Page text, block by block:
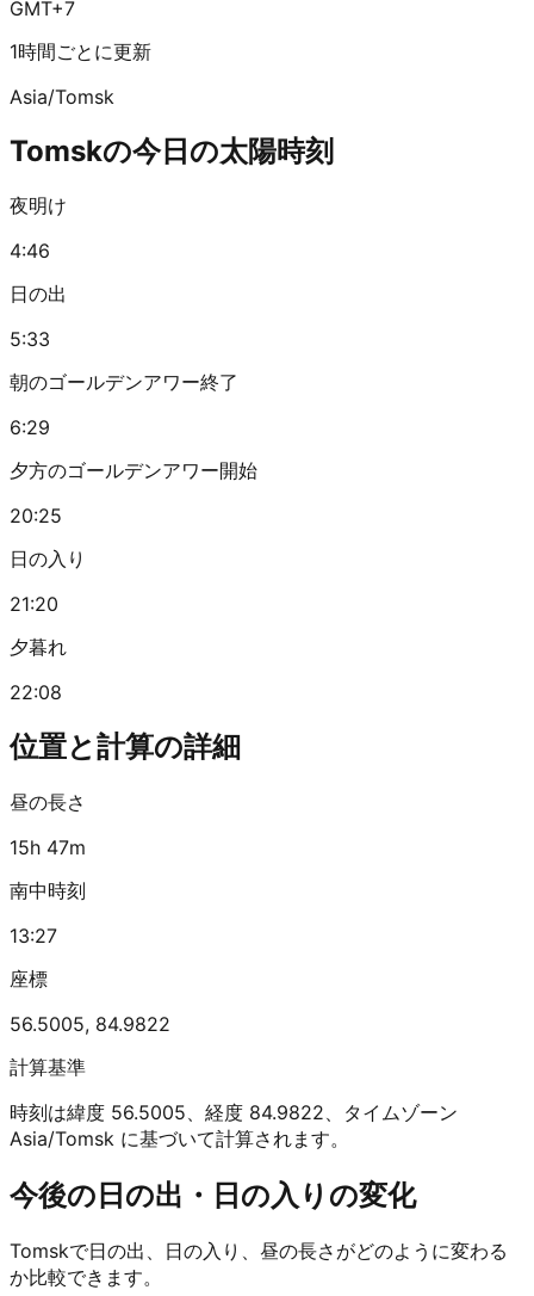
GMT+7
1時間ごとに更新
Asia/Tomsk
Tomskの今日の太陽時刻
夜明け
4:46
日の出
5:33
朝のゴールデンアワー終了
6:29
夕方のゴールデンアワー開始
20:25
日の入り
21:20
夕暮れ
22:08
位置と計算の詳細
昼の長さ
15h 47m
南中時刻
13:27
座標
56.5005, 84.9822
計算基準
時刻は緯度 56.5005、経度 84.9822、タイムゾーン
Asia/Tomsk に基づいて計算されます。
今後の日の出・日の入りの変化
Tomskで日の出、日の入り、昼の長さがどのように変わる
か比較できます。